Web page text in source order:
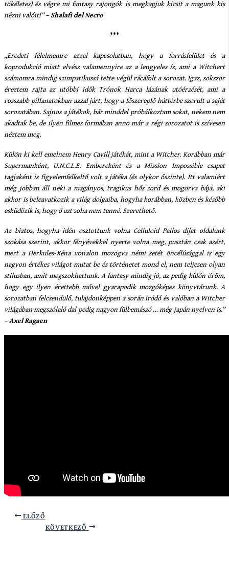
tökéletes) és végre mi fantasy rajongók is megkapjuk kicsit a magunk kis
nézni valóit!”– Shalafi del Necro
***
„Eredeti félelmemre azzal kapcsolatban, hogy a forrásfelület és a
koprodukció miatt elvész valamennyire az a lengyeles íz, ami a Witchert
számomra mindig szimpatikussá tette végül rácáfolt a sorozat. Igaz, sokszor
éreztem rajta az utóbbi idők Trónok Harca lázának utóérzését, ami a
rosszabb pillanatokban azzal járt, hogy a főszereplő háttérbe szorult a saját
sorozatában. Sajnos a játékok, bár minddel próbálkoztam sokat, nekem nem
akadtak be, de ilyen filmes formában anno már a régi sorozatot is szívesen
néztem meg.
Külön ki kell emelnem Henry Cavill játékát, mint a Witcher. Korábban már
Supermanként, U.N.C.L.E. Embereként és a Mission Impossible csapat
tagjaként is figyelemfelkeltő volt a játéka (és olykor őszinte). Itt valamiért
még jobban áll neki a magányos, tragikus hős zord és mogorva bája, aki
akkor is beleavatkozik a világ dolgaiba, hogyha korábban, közben és később
esküdözik is, hogy ő azt soha nem tenné. Szerethető.
Az biztos, hogyha idén osztottunk volna Celluloid Pallos díjat oldalunk
szokása szerint, akkor fényévekkel nyerte volna meg, pusztán csak azért,
mert a Herkules-Xéna vonalon mozogva némi setét öncélúsággal is egy
nagyon értékes világot mutat be és történetet mond el, nem teljesen olyan
stílusban, amit megszokhattunk. A fantasy mindig jó, az pedig külön öröm,
hogy egy ilyen érettebb művel gyarapodik mozgóképes könyvtárunk. A
sorozatban felcsendülő, tulajdonképpen a során íródó és valóban a Witcher
világában megszólaló dal pedig nagyon fülbemászó … még japán nyelven is.”
– Axel Ragaen
ELŐZŐ
KÖVETKEZŐ